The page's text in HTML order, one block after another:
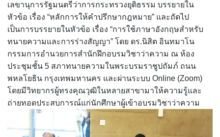
เลขานุการรัฐมนตรีว่าการกระทรวงยุติธรรม บรรยายใน
หัวข้อ เรื่อง “หลักการให้คำปรึกษากฎหมาย” และถัดไป
เป็นการบรรยายในหัวข้อ เรื่อง “การใช้ภาษาอังกฤษสำหรับ
ทนายความและการร่างสัญญา” โดย ดร.นิสิต อินทมาโน
กรรมการอำนวยการสำนักฝึกอบรมวิชาว่าความ ณ ห้อง
ประชุมชั้น 5 สภาทนายความในพระบรมราชูปถัมภ์ ถนน
พหลโยธิน กรุงเทพมหานคร และผ่านระบบ Online (Zoom)
โดยมีวิทยากรผู้ทรงคุณวุฒิในหลายสาขามาให้ความรู้และ
ถ่ายทอดประสบการณ์แก่นักศึกษาผู้เข้าอบรมวิชาว่าความ